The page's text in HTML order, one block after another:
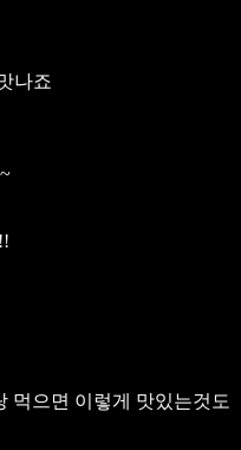
나죠
먹으면 이렇게 맛있는것도